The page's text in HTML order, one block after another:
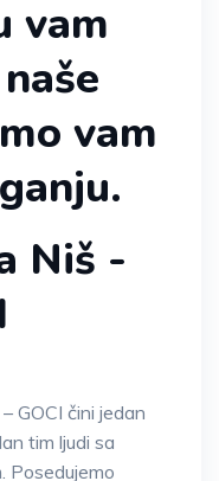
vam
vam
Niš -
GOCI čini jedan
tim ljudi sa
Posedujemo